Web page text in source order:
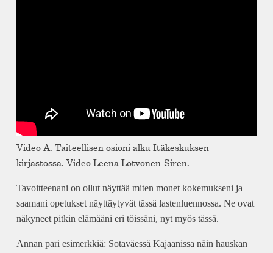
Video A. Taiteellisen osioni alku Itäkeskuksen
kirjastossa. Video Leena Lotvonen-Siren.
Tavoitteenani on ollut näyttää miten monet kokemukseni ja
saamani opetukset näyttäytyvät tässä lastenluennossa. Ne ovat
näkyneet pitkin elämääni eri töissäni, nyt myös tässä.
Annan pari esimerkkiä: Sotaväessä Kajaanissa näin hauskan